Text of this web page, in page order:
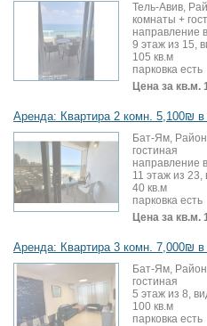
Тель-Авив,
комнаты +
направление
9 этаж из 15,
105 кв.м
парковка есть
Цена за кв.м.
Аренда: Квартира 2 комн. 5,100₪
Бат-Ям,
гостиная
направление
11 этаж из
40 кв.м
парковка есть
Цена за кв.м.
Аренда: Квартира 3 комн. 7,000₪
Бат-Ям,
гостиная
5 этаж из 8,
100 кв.м
парковка есть